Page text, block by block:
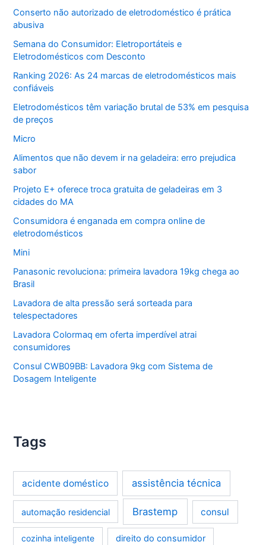
Conserto não autorizado de eletrodoméstico é prática
abusiva
Semana do Consumidor: Eletroportáteis e
Eletrodomésticos com Desconto
Ranking 2026: As 24 marcas de eletrodomésticos mais
confiáveis
Eletrodomésticos têm variação brutal de 53% em pesquisa
de preços
Micro
Alimentos que não devem ir na geladeira: erro prejudica
sabor
Projeto E+ oferece troca gratuita de geladeiras em 3
cidades do MA
Consumidora é enganada em compra online de
eletrodomésticos
Mini
Panasonic revoluciona: primeira lavadora 19kg chega ao
Brasil
Lavadora de alta pressão será sorteada para
telespectadores
Lavadora Colormaq em oferta imperdível atrai
consumidores
Consul CWB09BB: Lavadora 9kg com Sistema de
Dosagem Inteligente
Tags
acidente doméstico assistência técnica
automação residencial Brastemp consul
cozinha inteligente direito do consumidor